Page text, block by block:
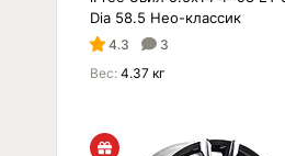
Dia 58.5 Нео-классик
4.3
3
Вес: 4.37 кг